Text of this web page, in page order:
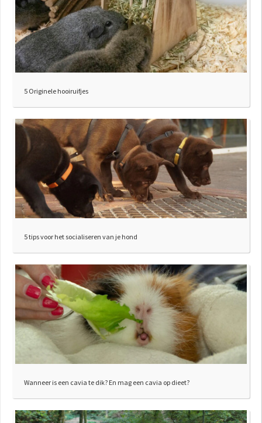
5 Originele hooiruifjes
5 tips voor het socialiseren van je hond
Wanneer is een cavia te dik? En mag een cavia op dieet?